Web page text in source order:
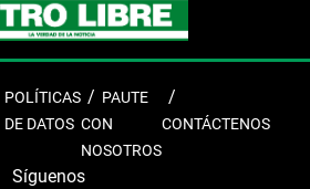
POLÍTICAS
DE DATOS
PAUTE
CON
NOSOTROS
CONTÁCTENOS
Síguenos